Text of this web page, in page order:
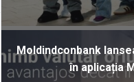
Moldindconbank
în aplicația